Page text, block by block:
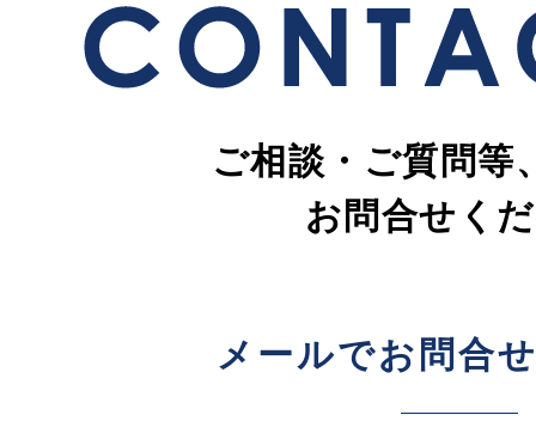
ご相談・ご質問等
お問合せく
メールでお問合